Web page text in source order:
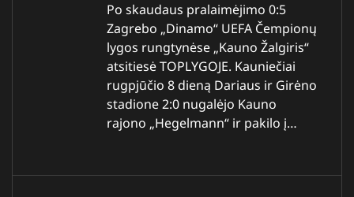
Po skaudaus pralaimėjimo 0:5
Zagrebo „Dinamo“ UEFA Čempionų
lygos rungtynėse „Kauno Žalgiris“
atsitiesė TOPLYGOJE. Kauniečiai
rugpjūčio 8 dieną Dariaus ir Girėno
stadione 2:0 nugalėjo Kauno
rajono „Hegelmann“ ir pakilo į…